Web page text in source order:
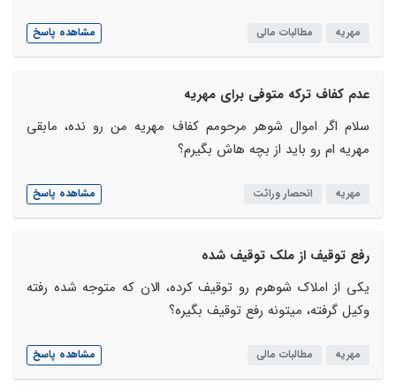
مهریه مطالبات مالی مشاهده پاسخ
عدم کفاف ترکه متوفی برای مهریه
سلام اگر اموال شوهر مرحومم کفاف مهریه من رو نده، مابقی
مهریه ام رو باید از بچه هاش بگیرم؟
مهریه انحصار وراثت مشاهده پاسخ
رفع توقیف از ملک توقیف شده
یکی از املاک شوهرم رو توقیف کرده، الان که متوجه شده رفته
وکیل گرفته، میتونه رفع توقیف بگیره؟
مهریه مطالبات مالی مشاهده پاسخ